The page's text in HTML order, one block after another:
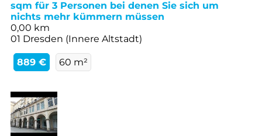
sqm für 3 Personen bei denen Sie sich um
nichts mehr kümmern müssen
0,00 km
01 Dresden (Innere Altstadt)
889 € 60 m²